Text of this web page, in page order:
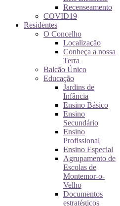
Recenseamento
COVID19
Residentes
O Concelho
Localização
Conheça a nossa
Terra
Balcão Único
Educação
Jardins de
Infância
Ensino Básico
Ensino
Secundário
Ensino
Profissional
Ensino Especial
Agrupamento de
Escolas de
Montemor-o-
Velho
Documentos
estratégicos